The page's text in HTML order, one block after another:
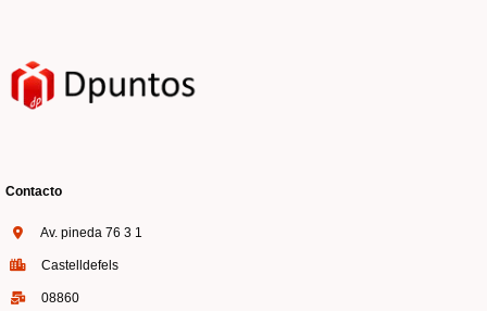
Contacto
Av. pineda 76 3 1
Castelldefels
08860